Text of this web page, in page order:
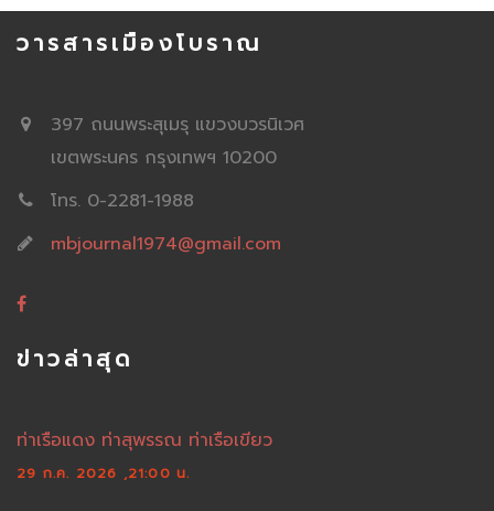
วารสารเมืองโบราณ
397 ถนนพระสุเมรุ แขวงบวรนิเวศ
เขตพระนคร กรุงเทพฯ 10200
โทร. 0-2281-1988
mbjournal1974@gmail.com
ข่าวล่าสุด
ท่าเรือแดง ท่าสุพรรณ ท่าเรือเขียว
29 ก.ค. 2026 ,21:00 น.